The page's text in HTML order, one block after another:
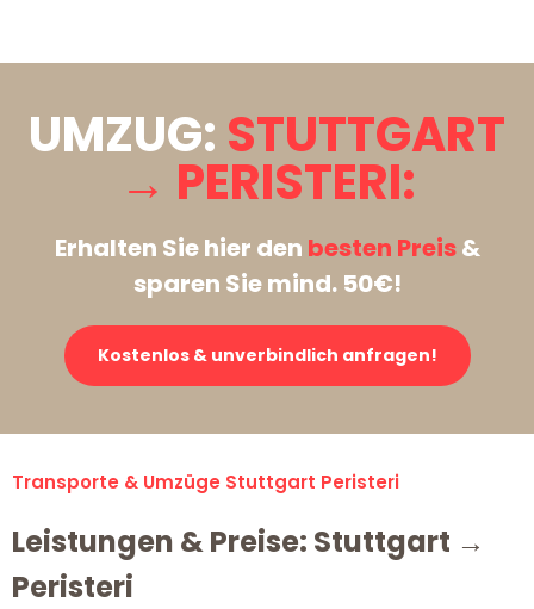
UMZUG: STUTTGART
→ PERISTERI:
Erhalten Sie hier den besten Preis&
sparen Sie mind. 50€!
Kostenlos & unverbindlich anfragen!
Transporte & Umzüge Stuttgart Peristeri
Leistungen & Preise: Stuttgart →
Peristeri